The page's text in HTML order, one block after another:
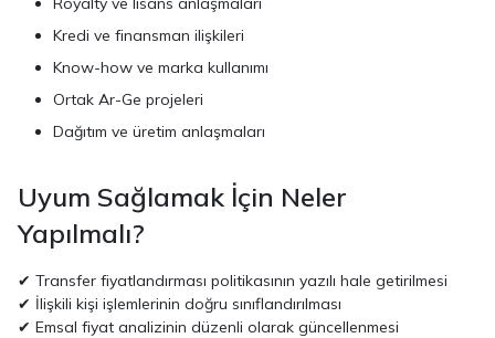
Kredi ve finansman ilişkileri
Know-how ve marka kullanımı
Ortak Ar-Ge projeleri
Dağıtım ve üretim anlaşmaları
Uyum Sağlamak İçin Neler
Yapılmalı?
✔ Transfer fiyatlandırması politikasının yazılı hale getirilmesi
✔ İlişkili kişi işlemlerinin doğru sınıflandırılması
✔ Emsal fiyat analizinin düzenli olarak güncellenmesi